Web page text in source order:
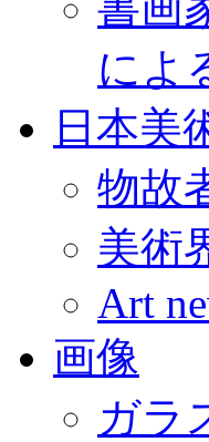
によ
日本美
物故
美術
Art
画像
ガラ